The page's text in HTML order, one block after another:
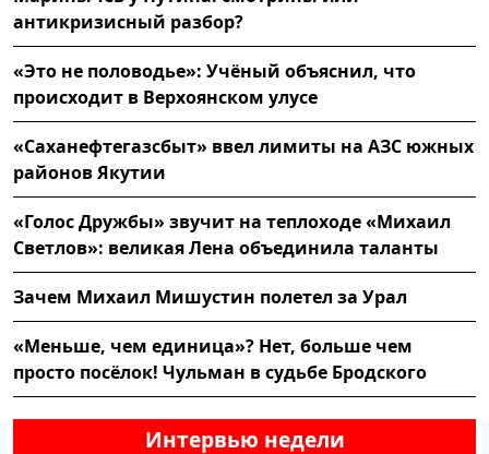
антикризисный разбор?
«Это не половодье»: Учёный объяснил, что
происходит в Верхоянском улусе
«Саханефтегазсбыт» ввел лимиты на АЗС южных
районов Якутии
«Голос Дружбы» звучит на теплоходе «Михаил
Светлов»: великая Лена объединила таланты
Зачем Михаил Мишустин полетел за Урал
«Меньше, чем единица»? Нет, больше чем
просто посёлок! Чульман в судьбе Бродского
Интервью недели